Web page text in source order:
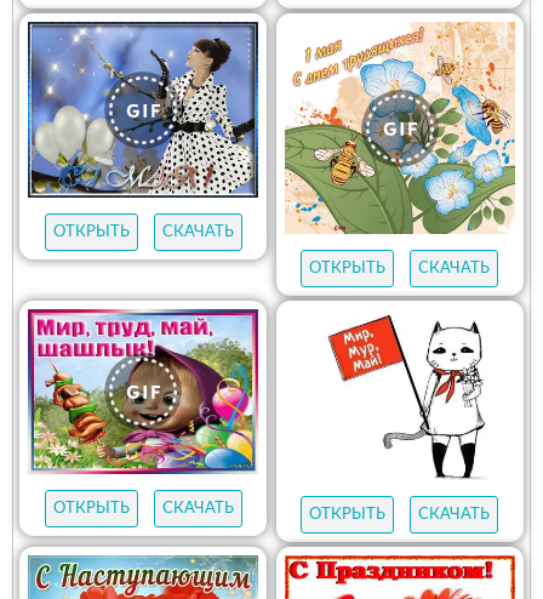
ОТКРЫТЬ СКАЧАТЬ
ОТКРЫТЬ СКАЧАТЬ
ОТКРЫТЬ СКАЧАТЬ ОТКРЫТЬ СКАЧАТЬ